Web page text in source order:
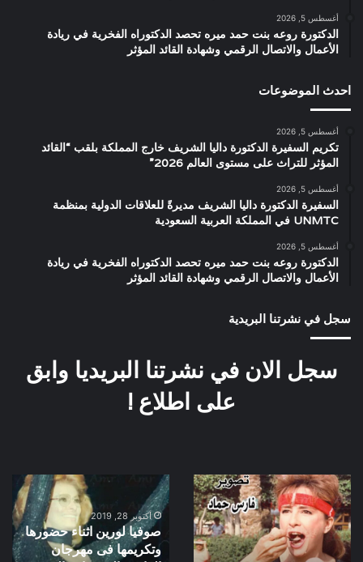
أغسطس 5, 2026
الدكتورة روعه بنت حمد ميره تحصد الدكتوراه الفخرية في ريادة
الأعمال والاتصال الرقمي وشهادة القائد المؤثر
احدث الموضوعات
أغسطس 5, 2026
تكريم السفيرة الدكتورة داليا الشريف خارج المملكة بلقب “القائد
المؤثر للتراث على مستوى العالم 2026”
أغسطس 5, 2026
السفيرة الدكتورة داليا الشريف مديرةً للعلاقات الدولية بمنظمة
UNMTC في المملكة العربية السعودية
أغسطس 5, 2026
الدكتورة روعه بنت حمد ميره تحصد الدكتوراه الفخرية في ريادة
الأعمال والاتصال الرقمي وشهادة القائد المؤثر
سجل في نشرتنا البريدية
سجل الان في نشرتنا البريديا وابق
على اطلاع !
نجلاء
فتحى
من
كواليس
فيلم
صوفيا
لورين
اثناء
حضورها
وتكريمها
أكتوبر 28, 2019
صوفيا لورين اثناء حضورها
وتكريمها فى مهرجان